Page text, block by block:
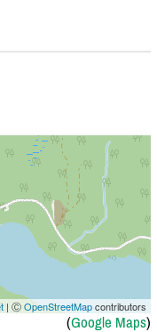
| ⒸOpenStreetMapcontributors
(Google Maps)